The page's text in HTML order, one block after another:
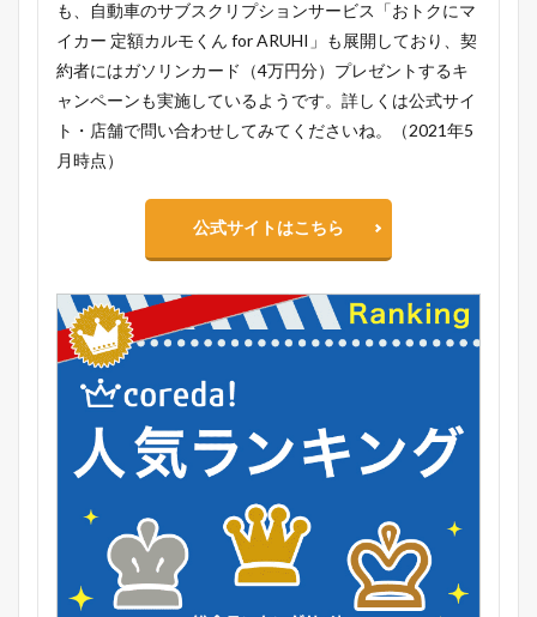
も、自動車のサブスクリプションサービス「おトクにマ
イカー 定額カルモくん for ARUHI」も展開しており、契
約者にはガソリンカード（4万円分）プレゼントするキ
ャンペーンも実施しているようです。詳しくは公式サイ
ト・店舗で問い合わせしてみてくださいね。（2021年5
月時点）
公式サイトはこちら